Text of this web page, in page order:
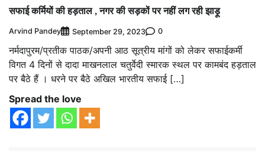
सफाई कर्मियों की हड़ताल , नगर की सड़कों पर नहीं लग रही झाड़ू
Arvind Pandey September 29, 2023 0
नर्मदापुरम/प्रतीक पाठक/अपनी आठ सूत्रीय मांगों को लेकर सफाईकर्मी
विगत 4 दिनों से दादा माखनलाल चतुर्वेदी स्मारक स्थल पर कामबंद हड़ताल
पर बैठे हैं । धरने पर बैठे अखिल भारतीय सफाई […]
Spread the love